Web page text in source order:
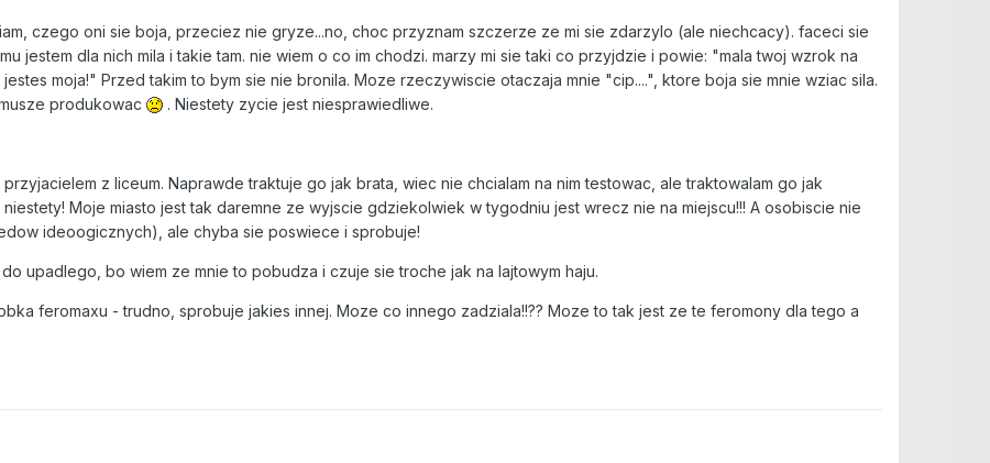
czego oni sie boja, przeciez nie gryze...no, choc przyznam szczerze ze mi sie zdarzylo (ale niechcacy). faceci sie
jestem dla nich mila i takie tam. nie wiem o co im chodzi. marzy mi sie taki co przyjdzie i powie: "mala twoj wzrok na
moja!" Przed takim to bym sie nie bronila. Moze rzeczywiscie otaczaja mnie "cip....", ktore boja sie mnie wziac sila.
produkowac
. Niestety zycie jest niesprawiedliwe.
z liceum. Naprawde traktuje go jak brata, wiec nie chcialam na nim testowac, ale traktowalam go jak
Moje miasto jest tak daremne ze wyjscie gdziekolwiek w tygodniu jest wrecz nie na miejscu!!! A osobiscie nie
ideoogicznych), ale chyba sie poswiece i sprobuje!
upadlego, bo wiem ze mnie to pobudza i czuje sie troche jak na lajtowym haju.
feromaxu - trudno, sprobuje jakies innej. Moze co innego zadziala!!?? Moze to tak jest ze te feromony dla tego a